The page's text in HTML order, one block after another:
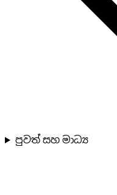
පුවත් සහ මාධ්‍ය